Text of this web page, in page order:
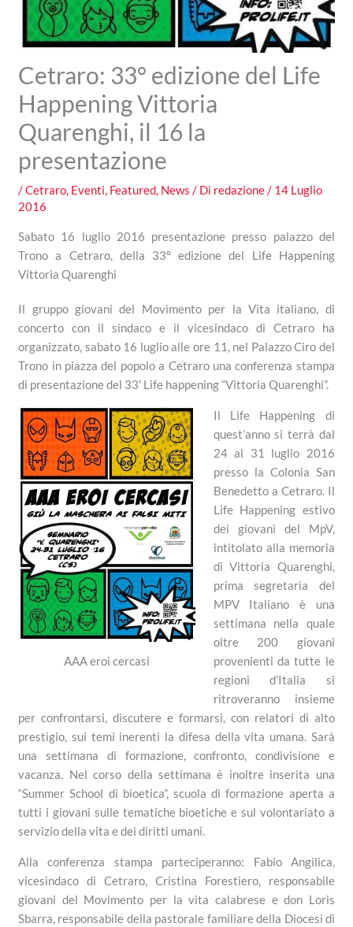
Cetraro: 33° edizione del Life
Happening Vittoria
Quarenghi, il 16 la
presentazione
/Cetraro, Eventi, Featured, News / Di redazione/ 14 Luglio
2016
Sabato 16 luglio 2016 presentazione presso palazzo del
Trono a Cetraro, della 33° edizione del Life Happening
Vittoria Quarenghi
Il gruppo giovani del Movimento per la Vita italiano, di
concerto con il sindaco e il vicesindaco di Cetraro ha
organizzato, sabato 16 luglio alle ore 11, nel Palazzo Ciro del
Trono in piazza del popolo a Cetraro una conferenza stampa
di presentazione del 33′ Life happening “Vittoria Quarenghi”.
AAA eroi cercasi
Il Life Happening di
quest’anno si terrà dal
24 al 31 luglio 2016
presso la Colonia San
Benedetto a Cetraro. Il
Life Happening estivo
dei giovani del MpV,
intitolato alla memoria
di Vittoria Quarenghi,
prima segretaria del
MPV Italiano è una
settimana nella quale
oltre 200 giovani
provenienti da tutte le
regioni d’Italia si
ritroveranno insieme
per confrontarsi, discutere e formarsi, con relatori di alto
prestigio, sui temi inerenti la difesa della vita umana. Sarà
una settimana di formazione, confronto, condivisione e
vacanza. Nel corso della settimana è inoltre inserita una
“Summer School di bioetica”, scuola di formazione aperta a
tutti i giovani sulle tematiche bioetiche e sul volontariato a
servizio della vita e dei diritti umani.
Alla conferenza stampa parteciperanno: Fabio Angilica,
vicesindaco di Cetraro, Cristina Forestiero, responsabile
giovani del Movimento per la vita calabrese e don Loris
Sbarra, responsabile della pastorale familiare della Diocesi di